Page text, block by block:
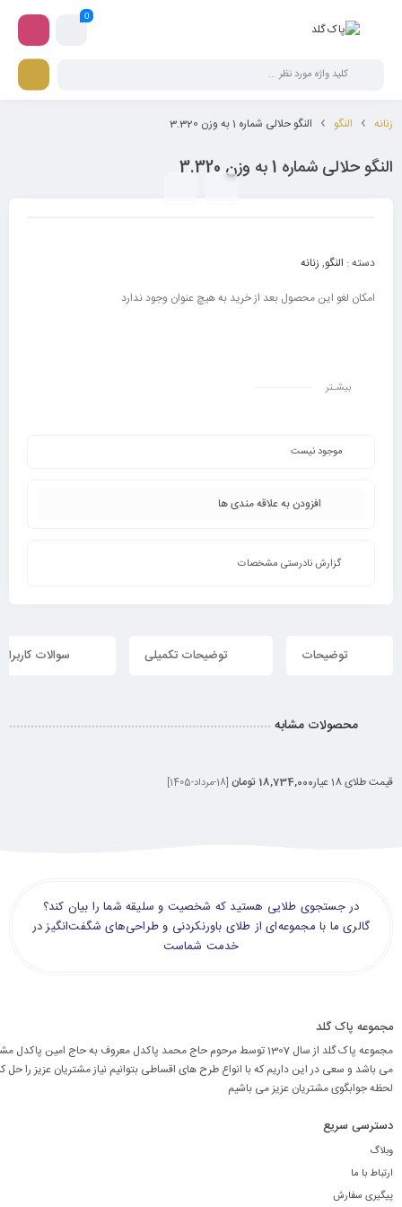
0
زنانه النگو النگو حلالی شماره 1 به وزن 3.320
النگو حلالی شماره 1 به وزن 3.320
موجود نیست
افزودن به علاقه مندی ها
گزارش نادرستی مشخصات
دسته : النگو, زنانه
امکان لغو این محصول بعد از خرید به هیچ عنوان وجود ندارد
بیشـتر
توضیحات توضیحات تکمیلی سوالات کاربران
محصولات مشابه
قیمت طلای 18 عیار 18,734,000 تومان [18-مرداد-1405]
در جستجوی طلایی هستید که شخصیت و سلیقه شما را بیان کند؟
گالری ما با مجموعه‌ای از طلای باورنکردنی و طراحی‌های شگفت‌انگیز در
خدمت شماست
مجموعه پاک گلد
مجموعه پاک گلد از سال 1307 توسط مرحوم حاج محمد پاکدل معروف به حاج امین
می باشد و سعی در این داریم که با انواع طرح های اقساطی بتوانیم نیاز مشتریان عزیز را حل
لحظه جوابگوی مشتریان عزیز می باشیم
دسترسی سریع
وبلاگ
ارتباط با ما
پیگیری سفارش